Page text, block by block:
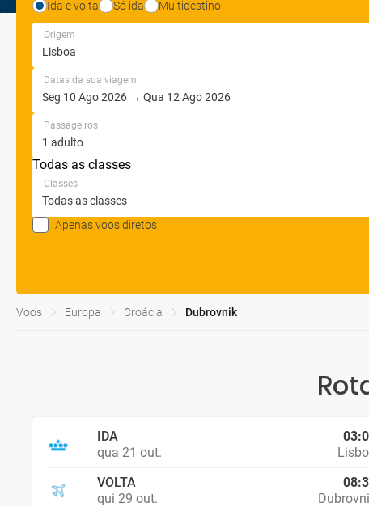
Ida e volta Só ida Multidestino
Origem
Datas da sua viagem
Passageiros
Todas as classes
Classes
Apenas voos diretos
Voos Europa Croácia Dubrovnik
IDA
qua 21 out.
VOLTA
qui 29 out.